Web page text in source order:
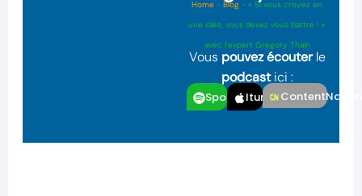
Home -Blog -» Si vous croyez en
une idée, vous devez vous battre ! «
avec l’expert Gregory Thain
Vous pouvez écouterle
podcastici :
SpotfiyItunesContentNation